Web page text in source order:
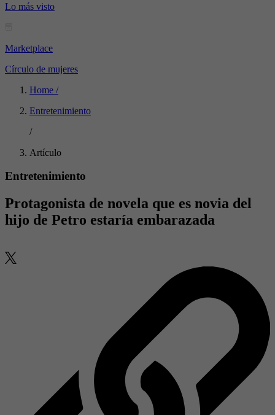
Lo más visto
Marketplace
Círculo de mujeres
Home /
Entretenimiento
/
Artículo
Entretenimiento
Protagonista de novela que es novia del
hijo de Petro estaría embarazada